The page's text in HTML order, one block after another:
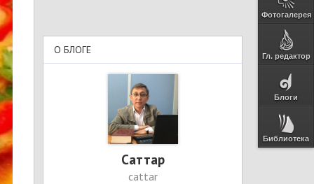
Фотогалерея
Гл. редактор
Блоги
Библиотека
О БЛОГЕ
Cаттар
cattar